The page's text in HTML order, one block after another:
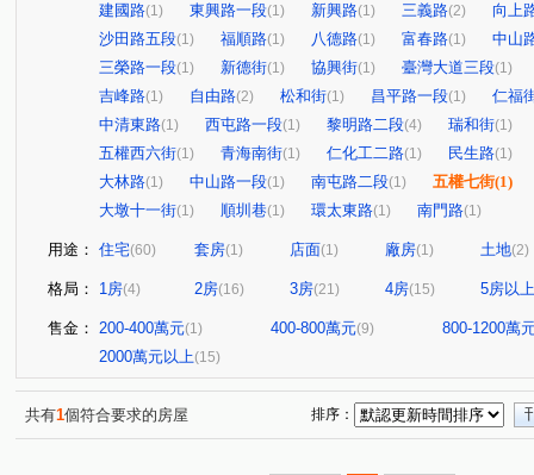
建國路(1) 東興路一段(1) 新興路(1) 三義路(2)
向上
沙田路五段(1) 福順路(1) 八德路(1) 富春路(1)
中山
三榮路一段(1) 新德街(1) 協興街(1) 臺灣大道三段(1)
吉峰路(1) 自由路(2) 松和街(1) 昌平路一段(1)
仁福
中清東路(1) 西屯路一段(1) 黎明路二段(4) 瑞和街(1)
五權西六街(1) 青海南街(1) 仁化工二路(1) 民生路(1)
大林路(1) 中山路一段(1) 南屯路二段(1) 五權七街(1)
大墩十一街(1) 順圳巷(1) 環太東路(1) 南門路(1)
用途： 住宅(60) 套房(1) 店面(1) 廠房(1) 土地(2)
格局： 1房(4) 2房(16) 3房(21) 4房(15) 5房以上
售金： 200-400萬元(1) 400-800萬元(9)
800-1200萬
2000萬元以上(15)
共有1個符合要求的房屋 排序：